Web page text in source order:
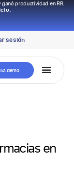
productividad en RR.
sesión
demo
en